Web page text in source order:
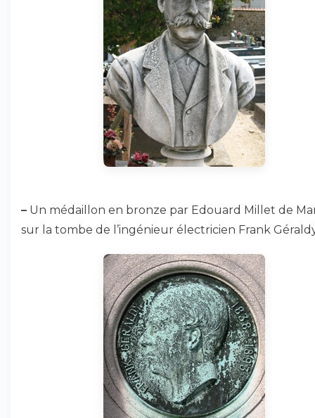
– Un médaillon en bronze par Edouard Millet de
sur la tombe de l’ingénieur électricien Frank